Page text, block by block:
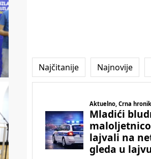
Najčitanije Najnovije